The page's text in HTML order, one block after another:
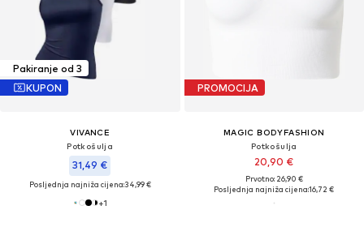
Pakiranje od 3
KUPON
VIVANCE
Potkošulja
31,49 €
Posljednja najniža cijena:34,99 €
+1
PROMOCIJA
MAGIC BODYFASHION
Potkošulja
20,90 €
Prvotno: 26,90 €
Posljednja najniža cijena:16,72 €